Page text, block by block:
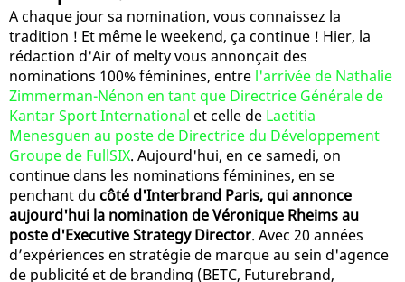
A chaque jour sa nomination, vous connaissez la
tradition ! Et même le weekend, ça continue ! Hier, la
rédaction d'Air of melty vous annonçait des
nominations 100% féminines, entre l'arrivée de Nathalie
Zimmerman-Nénon en tant que Directrice Générale de
Kantar Sport International et celle de Laetitia
Menesguen au poste de Directrice du Développement
Groupe de FullSIX. Aujourd'hui, en ce samedi, on
continue dans les nominations féminines, en se
penchant du côté d'Interbrand Paris, qui annonce
aujourd'hui la nomination de Véronique Rheims au
poste d'Executive Strategy Director. Avec 20 années
d’expériences en stratégie de marque au sein d'agence
de publicité et de branding (BETC, Futurebrand,